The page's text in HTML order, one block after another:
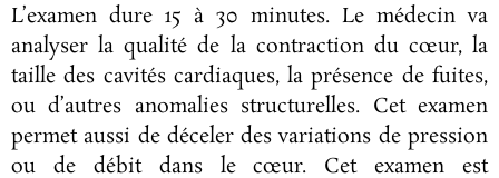
L’examen dure 15 à 30 minutes. Le médecin va
analyser la qualité de la contraction du cœur, la
taille des cavités cardiaques, la présence de fuites,
ou d’autres anomalies structurelles. Cet examen
permet aussi de déceler des variations de pression
ou de débit dans le cœur. Cet examen est